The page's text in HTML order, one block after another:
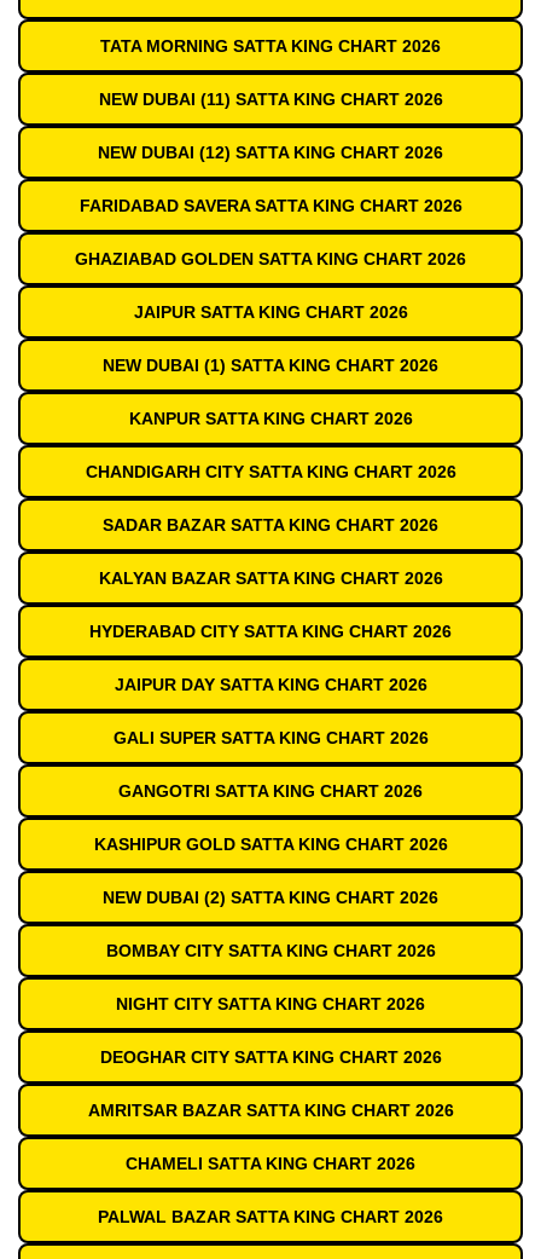
TATA MORNING SATTA KING CHART 2026
NEW DUBAI (11) SATTA KING CHART 2026
NEW DUBAI (12) SATTA KING CHART 2026
FARIDABAD SAVERA SATTA KING CHART 2026
GHAZIABAD GOLDEN SATTA KING CHART 2026
JAIPUR SATTA KING CHART 2026
NEW DUBAI (1) SATTA KING CHART 2026
KANPUR SATTA KING CHART 2026
CHANDIGARH CITY SATTA KING CHART 2026
SADAR BAZAR SATTA KING CHART 2026
KALYAN BAZAR SATTA KING CHART 2026
HYDERABAD CITY SATTA KING CHART 2026
JAIPUR DAY SATTA KING CHART 2026
GALI SUPER SATTA KING CHART 2026
GANGOTRI SATTA KING CHART 2026
KASHIPUR GOLD SATTA KING CHART 2026
NEW DUBAI (2) SATTA KING CHART 2026
BOMBAY CITY SATTA KING CHART 2026
NIGHT CITY SATTA KING CHART 2026
DEOGHAR CITY SATTA KING CHART 2026
AMRITSAR BAZAR SATTA KING CHART 2026
CHAMELI SATTA KING CHART 2026
PALWAL BAZAR SATTA KING CHART 2026